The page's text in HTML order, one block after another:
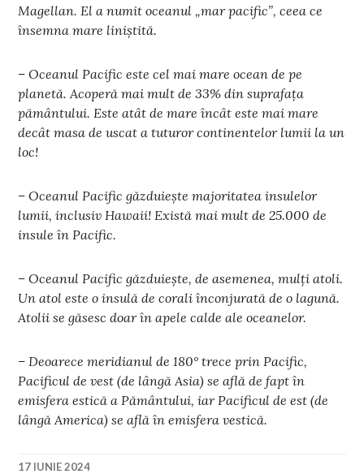
Magellan. El a numit oceanul „mar pacific”, ceea ce
însemna mare liniștită.
– Oceanul Pacific este cel mai mare ocean de pe
planetă. Acoperă mai mult de 33% din suprafața
pământului. Este atât de mare încât este mai mare
decât masa de uscat a tuturor continentelor lumii la un
loc!
– Oceanul Pacific găzduiește majoritatea insulelor
lumii, inclusiv Hawaii! Există mai mult de 25.000 de
insule în Pacific.
– Oceanul Pacific găzduiește, de asemenea, mulți atoli.
Un atol este o insulă de corali înconjurată de o lagună.
Atolii se găsesc doar în apele calde ale oceanelor.
– Deoarece meridianul de 180° trece prin Pacific,
Pacificul de vest (de lângă Asia) se află de fapt în
emisfera estică a Pământului, iar Pacificul de est (de
lângă America) se află în emisfera vestică.
17 IUNIE 2024